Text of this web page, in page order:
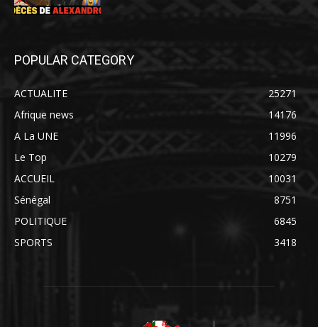
POPULAR CATEGORY
ACTUALITE
25271
Afrique news
14176
A La UNE
11996
Le Top
10279
ACCUEIL
10031
Sénégal
8751
POLITIQUE
6845
SPORTS
3418